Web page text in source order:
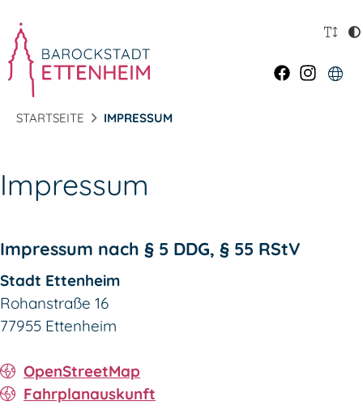
STARTSEITE IMPRESSUM
Impressum
Impressum nach § 5 DDG, § 55 RStV
Stadt Ettenheim
Rohanstraße 16
77955 Ettenheim
OpenStreetMap
Fahrplanauskunft